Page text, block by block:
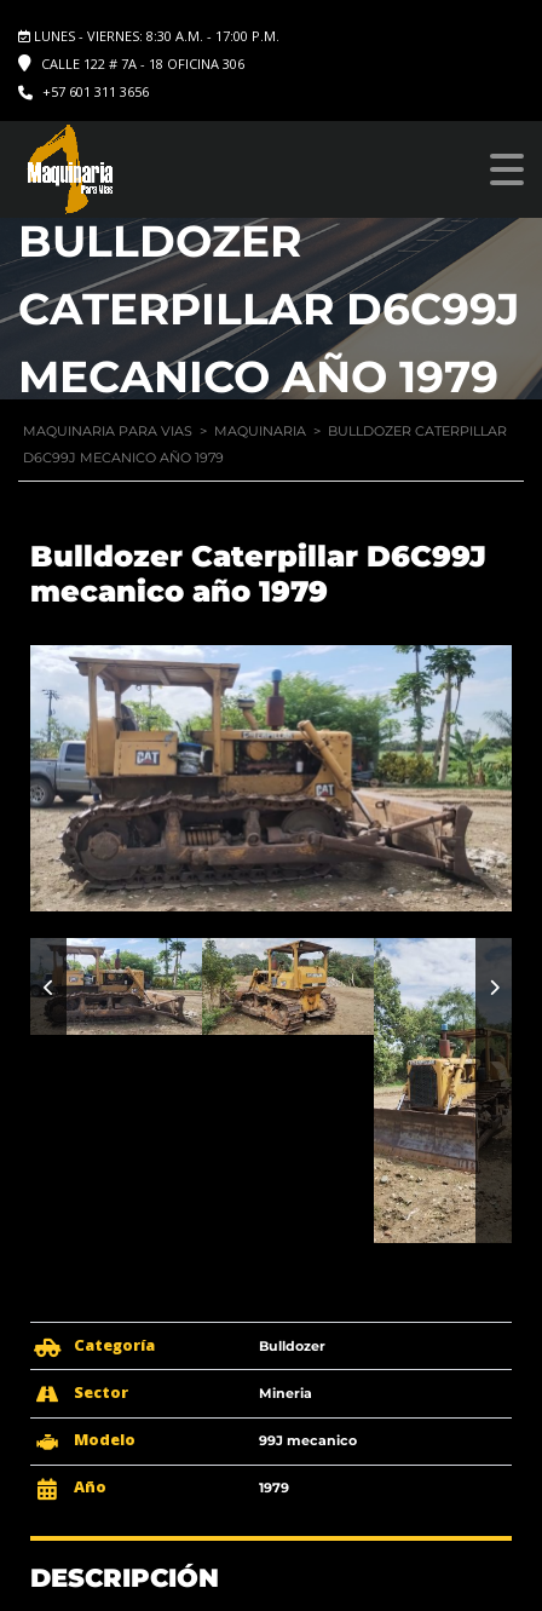
LUNES - VIERNES: 8:30 A.M. - 17:00 P.M.
CALLE 122 # 7A - 18 OFICINA 306
+57 601 311 3656
BULLDOZER
CATERPILLAR D6C99J
MECANICO AÑO 1979
MAQUINARIA PARA VIAS > MAQUINARIA > BULLDOZER CATERPILLAR
D6C99J MECANICO AÑO 1979
Bulldozer Caterpillar D6C99J
mecanico año 1979
Categoría Bulldozer
Sector Mineria
Modelo 99J mecanico
Año 1979
DESCRIPCIÓN